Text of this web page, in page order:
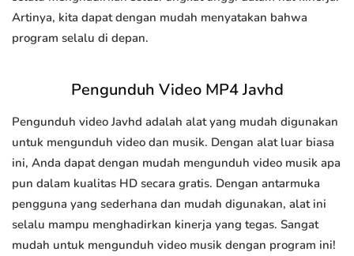
Artinya, kita dapat dengan mudah menyatakan bahwa
program selalu di depan.
Pengunduh Video MP4 Javhd
Pengunduh video Javhd adalah alat yang mudah digunakan
untuk mengunduh video dan musik. Dengan alat luar biasa
ini, Anda dapat dengan mudah mengunduh video musik apa
pun dalam kualitas HD secara gratis. Dengan antarmuka
pengguna yang sederhana dan mudah digunakan, alat ini
selalu mampu menghadirkan kinerja yang tegas. Sangat
mudah untuk mengunduh video musik dengan program ini!